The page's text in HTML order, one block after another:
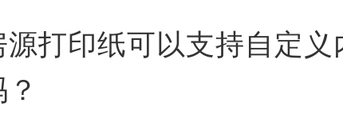
打印纸可以支持自定义